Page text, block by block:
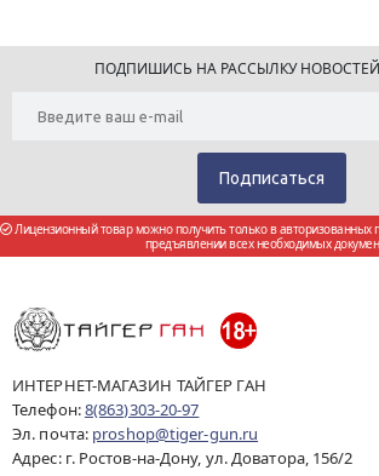
ПОДПИШИСЬ НА РАССЫЛКУ
Лицензионный товар можно получить только в авторизованных
предъявлении всех необходимых
ИНТЕРНЕТ-МАГАЗИН ТАЙГЕР ГАН
Телефон:8(863)303-20-97
Эл. почта: proshop@tiger-gun.ru
Адрес: г. Ростов-на-Дону, ул. Доватора, 156/2